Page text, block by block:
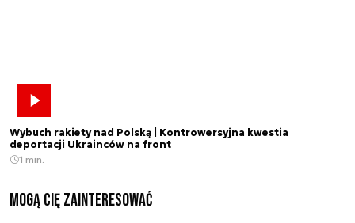
Wybuch rakiety nad Polską | Kontrowersyjna kwestia
deportacji Ukrainców na front
1 min.
Mogą Cię zainteresować